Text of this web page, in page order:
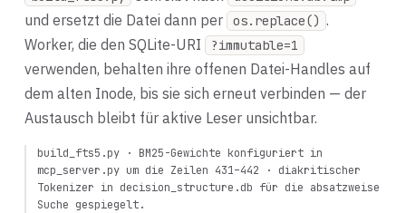
und ersetzt die Datei dann per os.replace() .
Worker, die den SQLite-URI
?immutable=1
verwenden, behalten ihre offenen Datei-Handles auf
dem alten Inode, bis sie sich erneut verbinden — der
Austausch bleibt für aktive Leser unsichtbar.
build_fts5.py· BM25-Gewichte konfiguriert in
mcp_server.pyum die Zeilen 431–442 · diakritischer
Tokenizer in decision_structure.db für die absatzweise
Suche gespiegelt.